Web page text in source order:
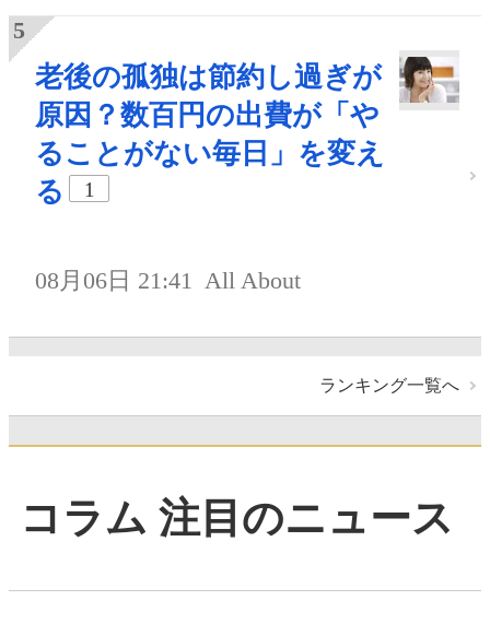
老後の孤独は節約し過ぎが
原因？数百円の出費が「や
ることがない毎日」を変え
る
1
08月06日 21:41 All About
ランキング一覧へ
コラム 注目のニュース